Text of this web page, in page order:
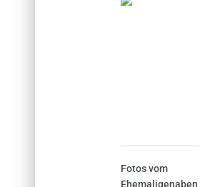
Fotos vom
Ehemaligenaben